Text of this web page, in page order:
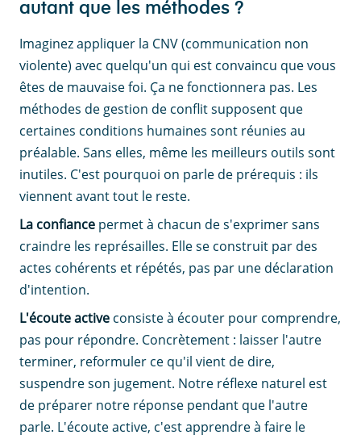
autant que les méthodes ?
Imaginez appliquer la CNV (communication non
violente) avec quelqu'un qui est convaincu que vous
êtes de mauvaise foi. Ça ne fonctionnera pas. Les
méthodes de gestion de conflit supposent que
certaines conditions humaines sont réunies au
préalable. Sans elles, même les meilleurs outils sont
inutiles. C'est pourquoi on parle de prérequis : ils
viennent avant tout le reste.
La confiance permet à chacun de s'exprimer sans
craindre les représailles. Elle se construit par des
actes cohérents et répétés, pas par une déclaration
d'intention.
L'écoute active consiste à écouter pour comprendre,
pas pour répondre. Concrètement : laisser l'autre
terminer, reformuler ce qu'il vient de dire,
suspendre son jugement. Notre réflexe naturel est
de préparer notre réponse pendant que l'autre
parle. L'écoute active, c'est apprendre à faire le